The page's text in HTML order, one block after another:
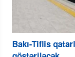
Bakı-Tiflis